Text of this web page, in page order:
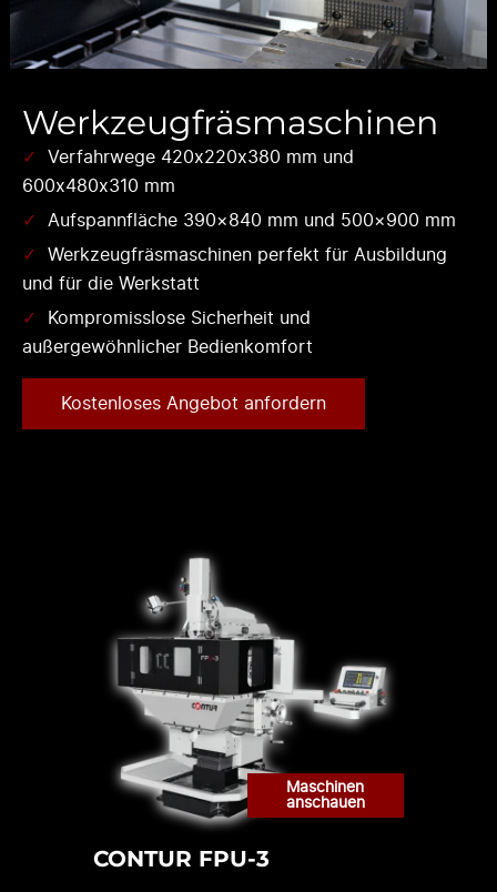
Werkzeugfräsmaschinen
Verfahrwege 420x220x380 mm und
600x480x310 mm
Aufspannfläche 390×840 mm und 500×900 mm
Werkzeugfräsmaschinen perfekt für Ausbildung
und für die Werkstatt
Kompromisslose Sicherheit und
außergewöhnlicher Bedienkomfort
Kostenloses Angebot anfordern
CONTUR FPU-3